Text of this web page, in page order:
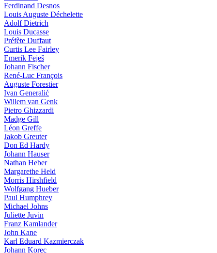
Ferdinand Desnos
Louis Auguste Déchelette
Adolf Dietrich
Louis Ducasse
Préfète Duffaut
Curtis Lee Fairley
Emerik Feješ
Johann Fischer
René-Luc François
Auguste Forestier
Ivan Generalić
Willem van Genk
Pietro Ghizzardi
Madge Gill
Léon Greffe
Jakob Greuter
Don Ed Hardy
Johann Hauser
Nathan Heber
Margarethe Held
Morris Hirshfield
Wolfgang Hueber
Paul Humphrey
Michael Johns
Juliette Juvin
Franz Kamlander
John Kane
Karl Eduard Kazmierczak
Johann Korec